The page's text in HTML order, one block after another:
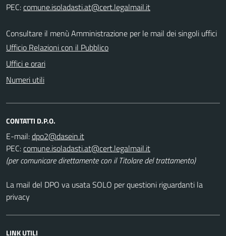
PEC:
Consultare il menù Amministrazione per le mail dei singoli uffici
Ufficio Relazioni con il Pubblico
Uffici e orari
Numeri utili
CONTATTI D.P.O.
E-mail:
PEC:
(per comunicare direttamente con il Titolare del trattamento)
La mail del DPO va usata SOLO per questioni riguardanti la
privacy
LINK UTILI